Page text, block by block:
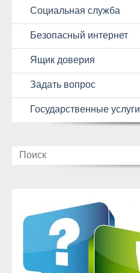
Социальная служба
Безопасный интернет
Ящик доверия
Задать вопрос
Государственные услуги